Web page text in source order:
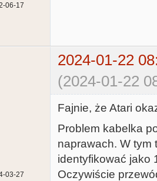
06-17
2024-01-22
(2024-01-22
03-27
Fajnie, że Atari
Problem kabelka
naprawach. W tym
identyfikować jako
Oczywiście